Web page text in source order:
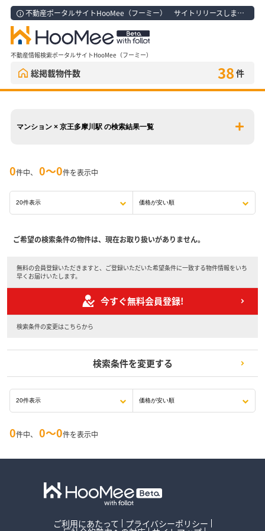
不動産ポータルサイトHooMee（フーミー） サイトリリースしました！
不動産情報検索ポータルサイトHooMee（フーミー）
総掲載物件数 38 件
マンション × 京王多摩川駅 の検索結果一覧
0件中、 0〜0件を表示中
ご希望の検索条件の物件は、現在お取り扱いがありません。
無料の会員登録いただきますと、ご登録いただいた希望条件に一致する物件情報をいち
早くお届けいたします。
今すぐ無料会員登録!
検索条件の変更はこちらから
検索条件を変更する
0件中、 0〜0件を表示中
ご利用にあたって プライバシーポリシー